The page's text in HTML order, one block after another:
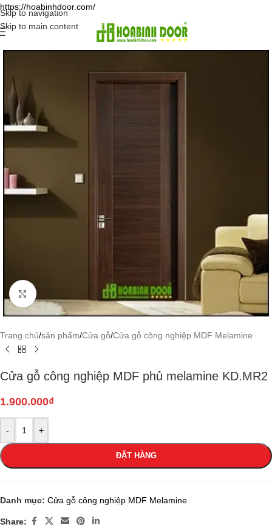
https://hoabinhdoor.com/
Skip to navigation
Skip to main content
Click to enlarge
Trang chủ/sản phẩm/Cửa gỗ/Cửa gỗ công nghiệp MDF Melamine
Cửa gỗ công nghiệp MDF phủ melamine KD.MR2
1.900.000₫
- +
ĐẶT HÀNG
Danh mục: Cửa gỗ công nghiệp MDF Melamine
Share: